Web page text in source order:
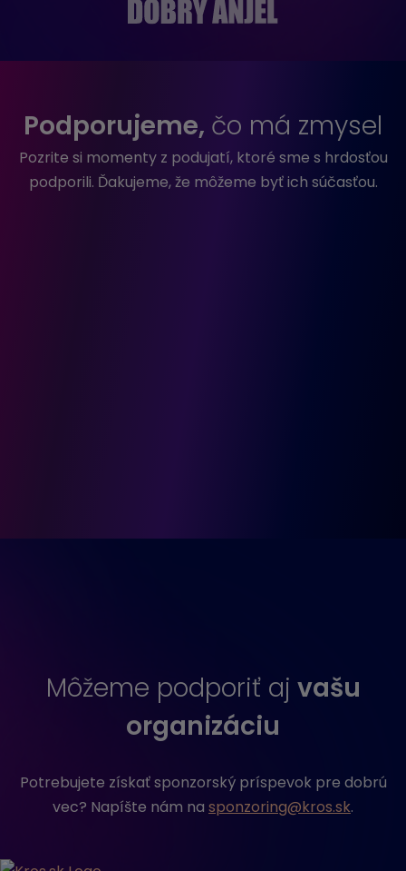
Podporujeme, čo má zmysel
Pozrite si momenty z podujatí, ktoré sme s hrdosťou
podporili. Ďakujeme, že môžeme byť ich súčasťou.
Môžeme podporiť aj vašu
organizáciu
Potrebujete získať sponzorský príspevok pre dobrú
vec? Napíšte nám na sponzoring@kros.sk.